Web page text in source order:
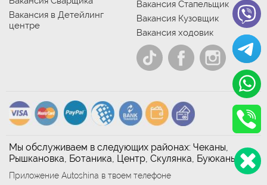
Вакансия в Детейлинг
центре
Вакансия Стапельщик
Вакансия Кузовщик
Вакансия ходовик
Мы обслуживаем в следующих районах: Чеканы,
Рышкановка, Ботаника, Центр, Скулянка, Буюканы
Приложение Autoshina в твоем телефоне